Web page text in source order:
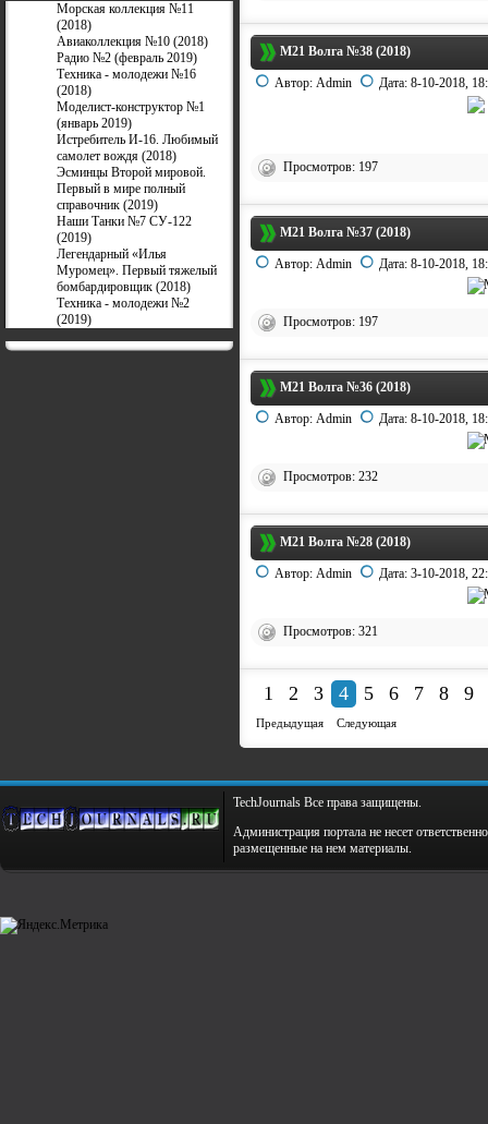
М21 Волга №38 (2018)
Автор: Admin Дата: 8-10-2018,
Просмотров: 197
М21 Волга №37 (2018)
Автор: Admin Дата: 8-10-2018,
Просмотров: 197
М21 Волга №36 (2018)
Автор: Admin Дата: 8-10-2018,
Просмотров: 232
М21 Волга №28 (2018)
Автор: Admin Дата: 3-10-2018,
Просмотров: 321
1 2 3 4 5 6 7 8 9
Предыдущая Следующая
Морская коллекция №11
(2018)
Авиаколлекция №10 (2018)
Радио №2 (февраль 2019)
Техника - молодежи №16
(2018)
Моделист-конструктор №1
(январь 2019)
Истребитель И-16. Любимый
самолет вождя (2018)
Эсминцы Второй мировой.
Первый в мире полный
справочник (2019)
Наши Танки №7 СУ-122
(2019)
Легендарный «Илья
Муромец». Первый тяжелый
бомбардировщик (2018)
Техника - молодежи №2
(2019)
TechJournals Все права защищены.
Администрация портала не несет
размещенные на нем материалы.